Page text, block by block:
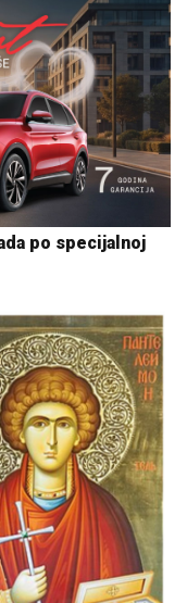
po specijalnoj